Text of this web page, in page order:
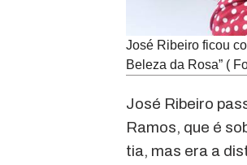
José Ribeiro ficou
Beleza da Rosa” (
José Ribeiro
Ramos, que é
tia, mas era a